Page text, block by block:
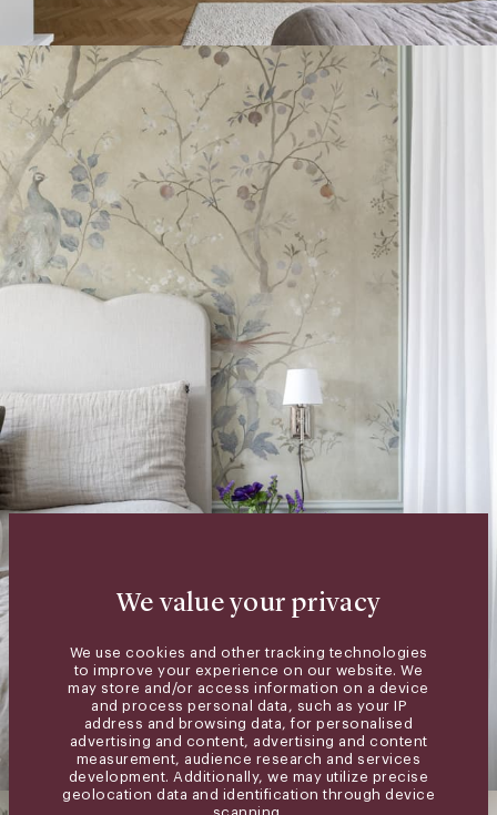
We value your privacy
We use cookies and other tracking technologies
to improve your experience on our website. We
may store and/or access information on a device
and process personal data, such as your IP
address and browsing data, for personalised
advertising and content, advertising and content
measurement, audience research and services
development. Additionally, we may utilize precise
geolocation data and identification through device